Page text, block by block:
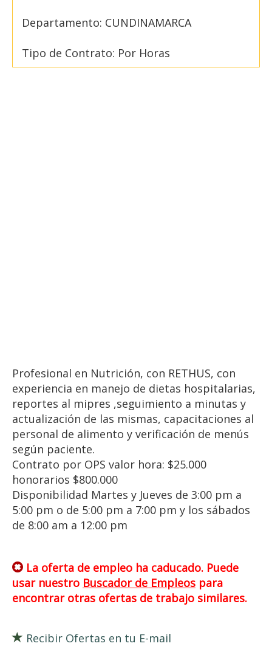
Departamento: CUNDINAMARCA
Tipo de Contrato: Por Horas
Profesional en Nutrición, con RETHUS, con
experiencia en manejo de dietas hospitalarias,
reportes al mipres ,seguimiento a minutas y
actualización de las mismas, capacitaciones al
personal de alimento y verificación de menús
según paciente.
Contrato por OPS valor hora: $25.000
honorarios $800.000
Disponibilidad Martes y Jueves de 3:00 pm a
5:00 pm o de 5:00 pm a 7:00 pm y los sábados
de 8:00 am a 12:00 pm
La oferta de empleo ha caducado. Puede
usar nuestro Buscador de Empleos para
encontrar otras ofertas de trabajo similares.
Recibir Ofertas en tu E-mail